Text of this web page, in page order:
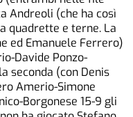
Andreoli (che ha così
quadrette e terne. La
ed Emanuele Ferrero)
Davide Ponzo-
seconda (con Denis
Amerio-Simone
Borgonese 15-9 gli